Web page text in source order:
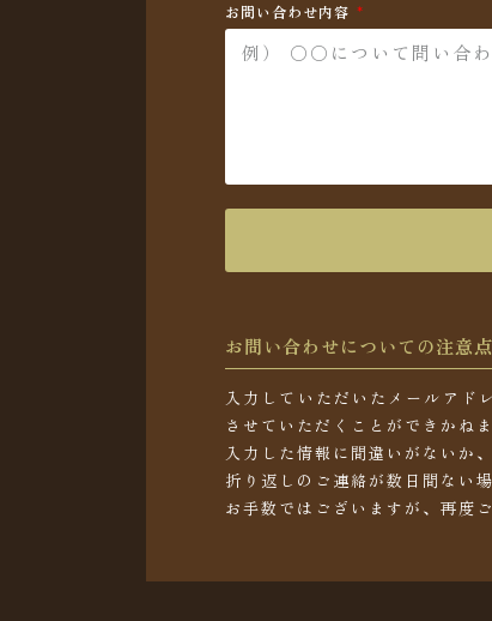
お問い合わせ内容
お問い合わせについての注意点
入力していただいたメールアド
させていただくことができかねま
入力した情報に間違いがないか
折り返しのご連絡が数日間ない
お手数ではございますが、再度